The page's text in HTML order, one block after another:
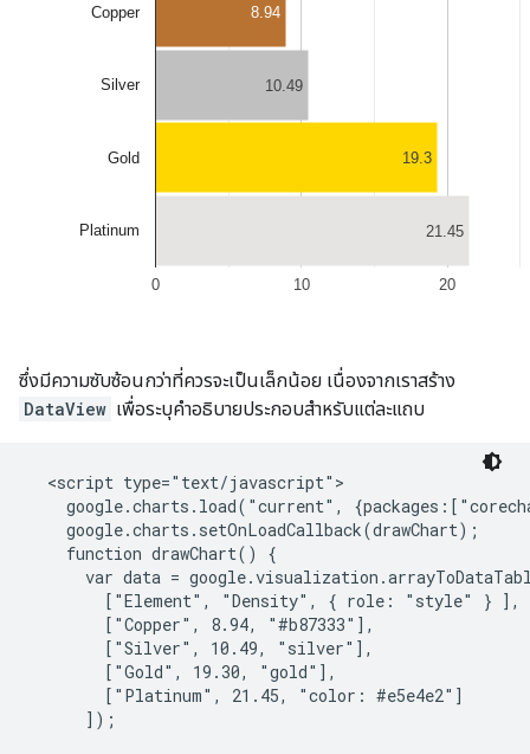
ซึ่งมีความซับซ้อนกว่าที่ควรจะเป็นเล็กน้อย เนื่องจากเราสร้าง
DataView เพื่อระบุคำอธิบายประกอบสำหรับแต่ละแถบ
  <script type="text/javascript">
google.charts.load("current",
    google.charts.setOnLoadCallback(drawChart);
    function drawChart() {
var data =
        ["Element", "Density", { role: "style" } ],
        ["Copper", 8.94, "#b87333"],
        ["Silver", 10.49, "silver"],
        ["Gold", 19.30, "gold"],
        ["Platinum", 21.45, "color: #e5e4e2"]
      ]);